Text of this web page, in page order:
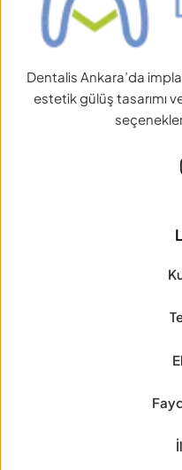
Dentalis Ankara’da
estetik gülüş tasarımı